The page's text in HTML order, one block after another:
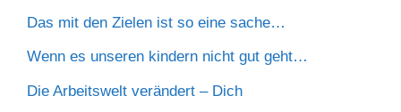
Das mit den Zielen ist so eine sache…
Wenn es unseren kindern nicht gut geht…
Die Arbeitswelt verändert – Dich